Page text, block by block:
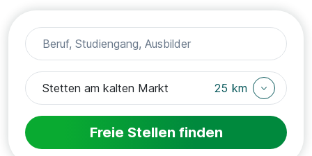
25 km
Freie Stellen finden